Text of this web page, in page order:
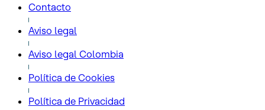
Contacto
Aviso legal
Aviso legal Colombia
Política de Cookies
Política de Privacidad